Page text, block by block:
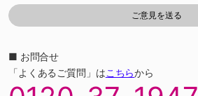
■ お問合せ
「よくあるご質問」はこちらから